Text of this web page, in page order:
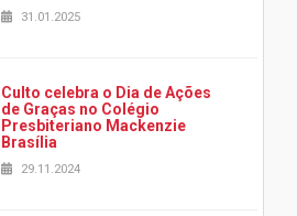
31.01.2025
Culto celebra o Dia de Ações
de Graças no Colégio
Presbiteriano Mackenzie
Brasília
29.11.2024